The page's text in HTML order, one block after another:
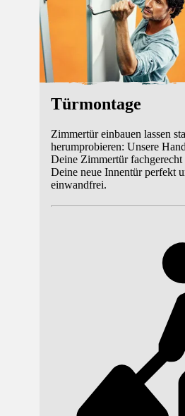
Türmontage
Zimmertür einbauen lassen
herumprobieren: Unsere
Deine Zimmertür fachgerecht
Deine neue Innentür perfekt
einwandfrei.